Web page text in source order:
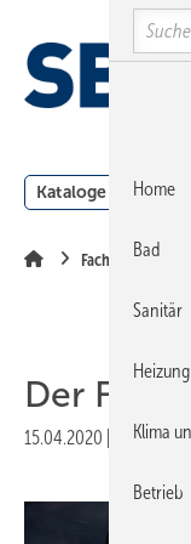
Hauptinhalt
Hauptmenü
SiteSearch
Kataloge
Fachverband
Der
15.04.2020
Search
Home
Bad
Sanitär
Heizung
Klima
Betrieb